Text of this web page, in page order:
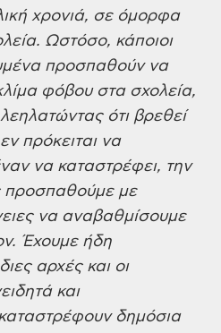
χρονιά, σε όμορφα
Ωστόσο, κάποιοι
προσπαθούν να
φόβουστα σχολεία,
ότι βρεθεί
πρόκειται να
να καταστρέφει, την
προσπαθούμε με
να αναβαθμίσουμε
Έχουμε ήδη
αρχές και οι
και
δημόσια